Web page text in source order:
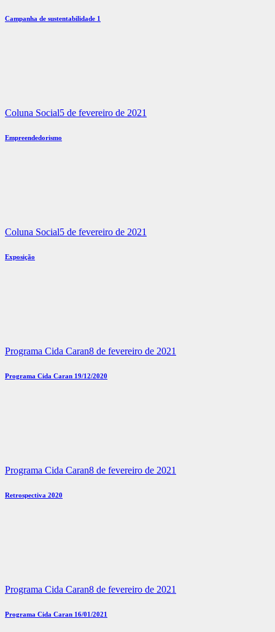
Campanha de sustentabilidade 1
Coluna Social5 de fevereiro de 2021
Empreendedorismo
Coluna Social5 de fevereiro de 2021
Exposição
Programa Cida Caran8 de fevereiro de 2021
Programa Cida Caran 19/12/2020
Programa Cida Caran8 de fevereiro de 2021
Retrospectiva 2020
Programa Cida Caran8 de fevereiro de 2021
Programa Cida Caran 16/01/2021